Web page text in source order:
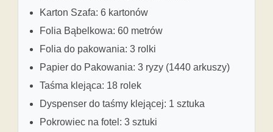
Karton Szafa: 6 kartonów
Folia Bąbelkowa: 60 metrów
Folia do pakowania: 3 rolki
Papier do Pakowania: 3 ryzy (1440 arkuszy)
Taśma klejąca: 18 rolek
Dyspenser do taśmy klejącej: 1 sztuka
Pokrowiec na fotel: 3 sztuki